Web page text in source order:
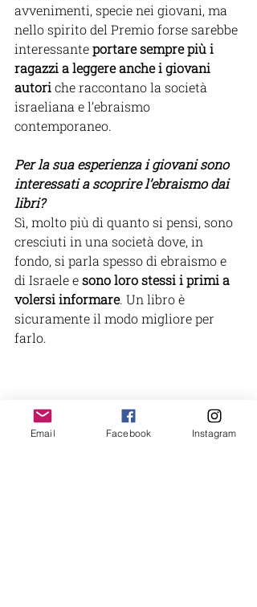
avvenimenti, specie nei giovani, ma
nello spirito del Premio forse sarebbe
interessante portare sempre più i
ragazzi a leggere anche i giovani
autori che raccontano la società
israeliana e l’ebraismo
contemporaneo.
Per la sua esperienza i giovani sono
interessati a scoprire l’ebraismo dai
libri?
Sì, molto più di quanto si pensi, sono
cresciuti in una società dove, in
fondo, si parla spesso di ebraismo e
di Israele e sono loro stessi i primi a
volersi informare. Un libro è
sicuramente il modo migliore per
farlo.
Email Facebook Instagram